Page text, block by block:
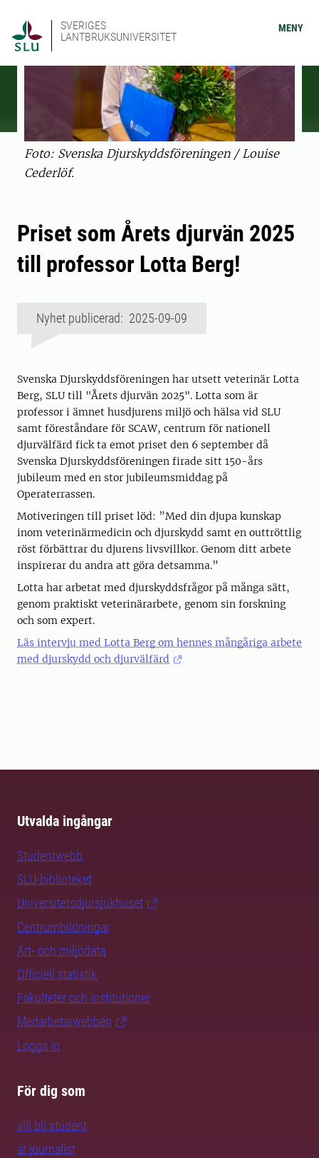
SVERIGES
LANTBRUKSUNIVERSITET
MENY
Foto: Svenska Djurskyddsföreningen / Louise
Cederlöf.
Priset som Årets djurvän 2025
till professor Lotta Berg!
Nyhet publicerad: 2025-09-09
Svenska Djurskyddsföreningen har utsett veterinär Lotta
Berg, SLU till "Årets djurvän 2025". Lotta som är
professor i ämnet husdjurens miljö och hälsa vid SLU
samt föreståndare för SCAW, centrum för nationell
djurvälfärd fick ta emot priset den 6 september då
Svenska Djurskyddsföreningen firade sitt 150-års
jubileum med en stor jubileumsmiddag på
Operaterrassen.
Motiveringen till priset löd: ”Med din djupa kunskap
inom veterinärmedicin och djurskydd samt en outtröttlig
röst förbättrar du djurens livsvillkor. Genom ditt arbete
inspirerar du andra att göra detsamma.”
Lotta har arbetat med djurskyddsfrågor på många sätt,
genom praktiskt veterinärarbete, genom sin forskning
och som expert.
Läs intervju med Lotta Berg om hennes mångåriga arbete
med djurskydd och djurvälfärd
Utvalda ingångar
Studentwebb
SLU-biblioteket
Universitetsdjursjukhuset
Centrumbildningar
Art- och miljödata
Officiell statistik
Fakulteter och institutioner
Medarbetarwebben
Logga in
För dig som
vill bli student
är journalist